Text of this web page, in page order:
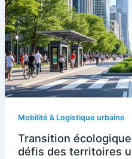
Mobilité & Logistique urbaine
Transition
défis des territoires